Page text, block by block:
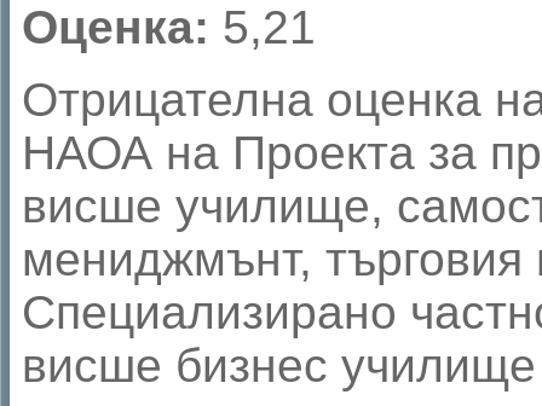
Оценка: 5,21
Отрицателна оценка
НАОА на Проекта за
висше училище,
мениджмънт, търговия
Специализирано
висше бизнес